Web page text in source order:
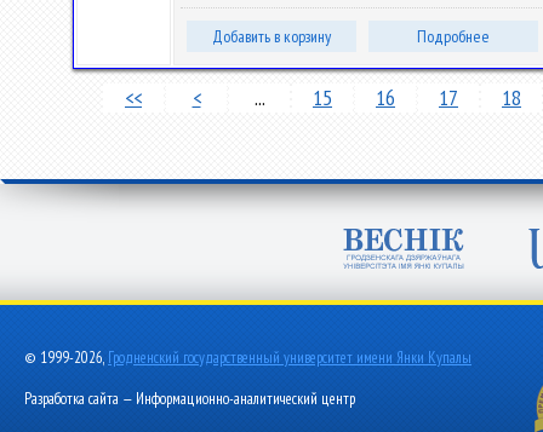
Добавить в корзину Подробнее
<< < ... 15 16 17 18
© 1999-2026, Гродненский государственный университет имени Янки Купалы
Разработка сайта — Информационно-аналитический центр